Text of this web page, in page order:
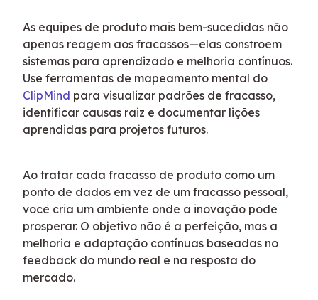
As equipes de produto mais bem-sucedidas não
apenas reagem aos fracassos—elas constroem
sistemas para aprendizado e melhoria contínuos.
ClipMind para visualizar padrões de fracasso,
identificar causas raiz e documentar lições
aprendidas para projetos futuros.
Ao tratar cada fracasso de produto como um
ponto de dados em vez de um fracasso pessoal,
você cria um ambiente onde a inovação pode
prosperar. O objetivo não é a perfeição, mas a
melhoria e adaptação contínuas baseadas no
feedback do mundo real e na resposta do
mercado.